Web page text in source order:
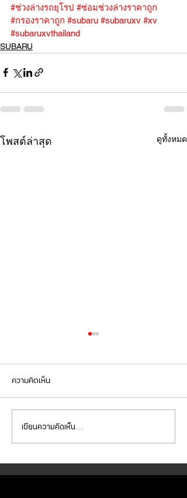
#ช่วงล่างรถยุโรป #ซ่อมช่วงล่างราคาถูก
#กรองราคาถูก #subaru #subaruxv #xv
#subaruxvthailand
SUBARU
โพสต์ล่าสุด ดูทั้งหมด
SUBARU XV ชุดเบรกหน้า
เปลี่ยนจานเบรก พร้อมผ้า
เบรก
ความคิดเห็น
เขียนความคิดเห็น…